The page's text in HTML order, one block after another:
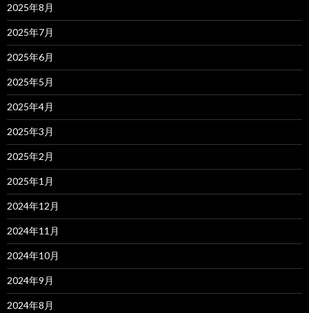
2025年8月
2025年7月
2025年6月
2025年5月
2025年4月
2025年3月
2025年2月
2025年1月
2024年12月
2024年11月
2024年10月
2024年9月
2024年8月